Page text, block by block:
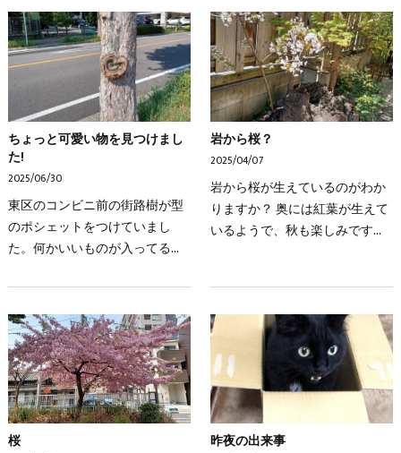
ちょっと可愛い物を見つけまし
た!
2025/06/30
東区のコンビニ前の街路樹が型
のポシェットをつけていまし
た。何かいいものが入ってるか
岩から桜？
2025/04/07
岩から桜が生えているのがわか
りますか？ 奥には紅葉が生えて
いるようで、秋も楽しみです。
たです。親子で学校へ…
桜 昨夜の出来事